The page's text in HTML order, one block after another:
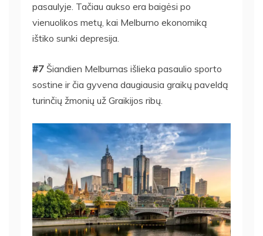
pasaulyje. Tačiau aukso era baigėsi po
vienuolikos metų, kai Melburno ekonomiką
ištiko sunki depresija.
#7 Šiandien Melburnas išlieka pasaulio sporto
sostine ir čia gyvena daugiausia graikų paveldą
turinčių žmonių už Graikijos ribų.